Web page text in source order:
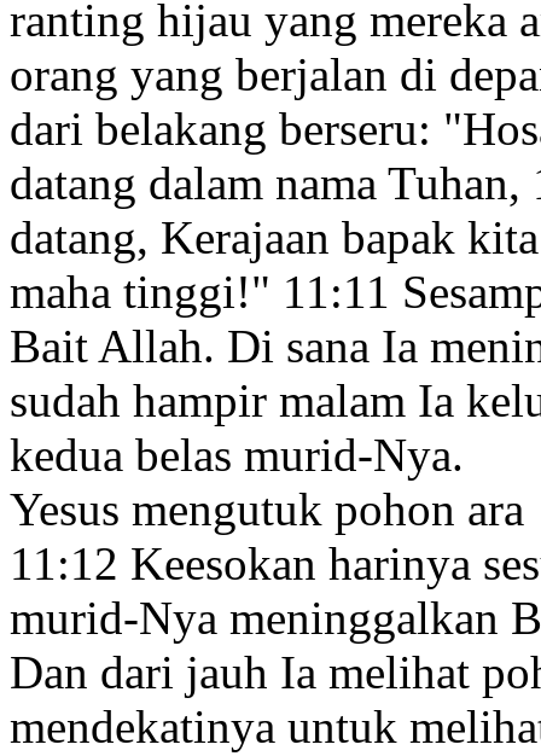
ranting hijau yang mereka
orang yang berjalan di
dari belakang berseru:
datang dalam nama Tuhan,
datang, Kerajaan bapak
maha tinggi!" 11:11
Bait Allah. Di sana Ia
sudah hampir malam Ia
kedua belas murid-Nya.
Yesus mengutuk pohon ara
11:12 Keesokan harinya
murid-Nya meninggalkan
Dan dari jauh Ia melihat
mendekatinya untuk